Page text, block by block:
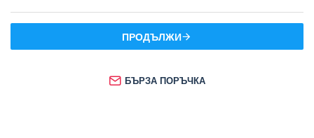
ПРОДЪЛЖИ
БЪРЗА ПОРЪЧКА